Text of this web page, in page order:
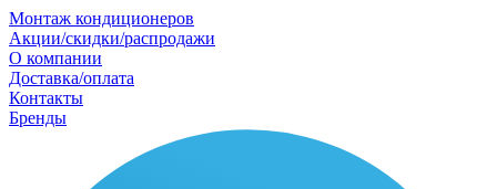
Монтаж кондиционеров
Акции/скидки/распродажи
О компании
Доставка/оплата
Контакты
Бренды